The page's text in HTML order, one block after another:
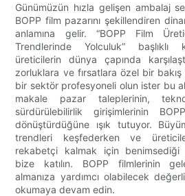
Günümüzün hızla gelişen ambalaj
BOPP film pazarını şekillendiren
anlamına gelir. “BOPP Film
Trendlerinde Yolculuk” başlıklı
üreticilerin dünya çapında
zorluklara ve fırsatlara özel bir
bir sektör profesyoneli olun ister bu
makale pazar taleplerinin,
sürdürülebilirlik girişimlerinin
dönüştürdüğüne ışık tutuyor.
trendleri keşfederken ve
rekabetçi kalmak için benimsediği
bize katılın. BOPP filmlerinin
almanıza yardımcı olabilecek
okumaya devam edin.